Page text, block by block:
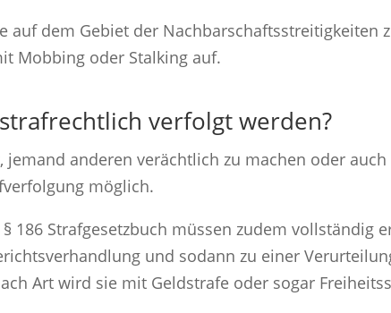
auf dem Gebiet der Nachbarschaftsstreitigkeiten
Mobbing oder Stalking auf.
verfolgt werden?
jemand anderen verächtlich zu machen oder
möglich.
186 Strafgesetzbuch müssen zudem vollständig
und sodann zu einer
Art wird sie mit Geldstrafe oder sogar